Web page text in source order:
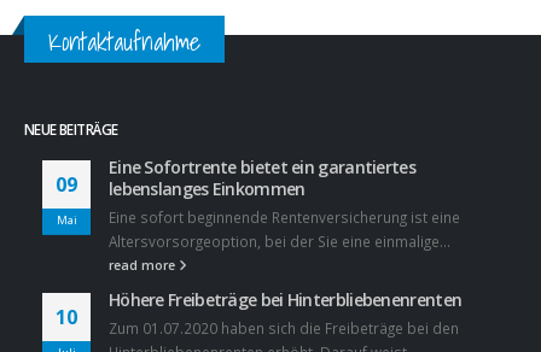
Kontaktaufnahme
NEUE BEITRÄGE
09
Mai
Eine Sofortrente bietet ein garantiertes
lebenslanges Einkommen
Eine sofort beginnende Rentenversicherung ist eine
Altersvorsorgeoption, bei der Sie eine einmalige...
read more
10
Höhere Freibeträge bei Hinterbliebenenrenten
Zum 01.07.2020 haben sich die Freibeträge bei den